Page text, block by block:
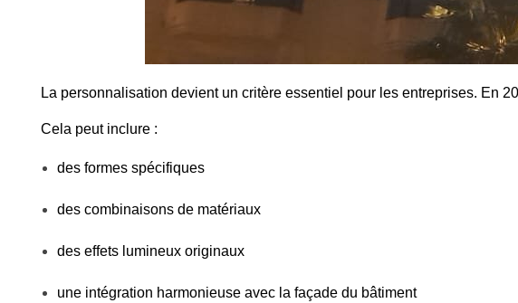
La personnalisation devient un critère essentiel pour les entreprises. En
Cela peut inclure :
des formes spécifiques
des combinaisons de matériaux
des effets lumineux originaux
une intégration harmonieuse avec la façade du bâtiment